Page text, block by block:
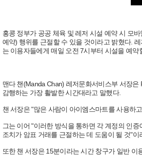
홍콩 정부가 공공 체육 및 레저 시설 예약 시 모
예약) 행위를 근절할 수 있을 것이라고 밝혔다.
는 이용자들에게 매일 오전 7시부터 시설을 예
맨다 챈(Manda Chan) 레저문화서비스부 서장
감행하는 가장 활발한 시간대라고 말했다.
챈 서장은 "많은 사람이 아이엠스마트를 사용하
그는 이어 "이러한 방식을 통하면 각 계정의 인
조치가 암표 거래를 근절하는 데 도움이 될 것"이
또한 챈 서장은 15분이라는 시간 창구가 일반